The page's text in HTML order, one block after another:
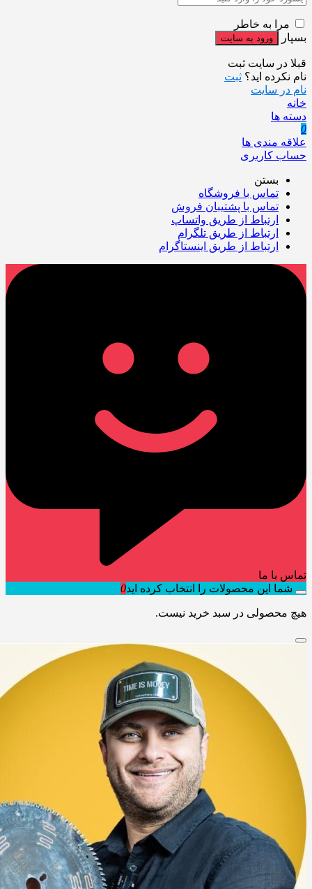
مرا به خاطر
بسپار
قبلا در سایت ثبت
نام نکرده اید؟ ثبت
نام در سایت
خانه
دسته ها
0
علاقه مندی ها
حساب کاربری
بستن
تماس با فروشگاه
تماس با پشتیبان فروش
ارتباط از طریق واتساپ
ارتباط از طریق تلگرام
ارتباط از طریق اینستاگرام
تماس با ما
شما این محصولات را انتخاب کرده اید0
هیچ محصولی در سبد خرید نیست.